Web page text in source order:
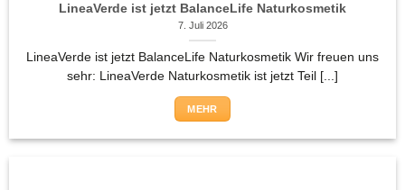
LineaVerde ist jetzt BalanceLife Naturkosmetik
7. Juli 2026
LineaVerde ist jetzt BalanceLife Naturkosmetik Wir freuen uns
sehr: LineaVerde Naturkosmetik ist jetzt Teil [...]
MEHR